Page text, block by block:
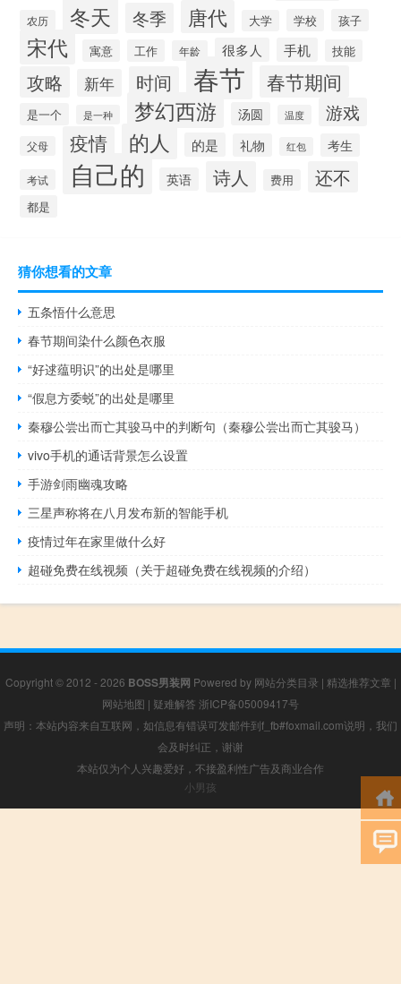
农历 冬天 冬季 唐代 大学 学校 孩子
宋代 寓意 工作 年龄 很多人 手机 技能
攻略 新年 时间 春节 春节期间
是一个 是一种 梦幻西游 汤圆 温度 游戏
父母 疫情 的人 的是 礼物 红包 考生
考试 自己的 英语 诗人 费用 还不
都是
猜你想看的文章
五条悟什么意思
春节期间染什么颜色衣服
“好逑蕴明识”的出处是哪里
“假息方委蜕”的出处是哪里
秦穆公尝出而亡其骏马中的判断句（秦穆公尝出而亡其骏马）
vivo手机的通话背景怎么设置
手游剑雨幽魂攻略
三星声称将在八月发布新的智能手机
疫情过年在家里做什么好
超碰免费在线视频（关于超碰免费在线视频的介绍）
Copyright © 2012 - 2026 BOSS男装网 Powered by 网站分类目录 | 精选推荐文章 |
网站地图 | 疑难解答 浙ICP备05009417号
声明：本站内容来自互联网，如信息有错误可发邮件到f_fb#foxmail.com说明，我们
会及时纠正，谢谢
本站仅为个人兴趣爱好，不接盈利性广告及商业合作
小男孩